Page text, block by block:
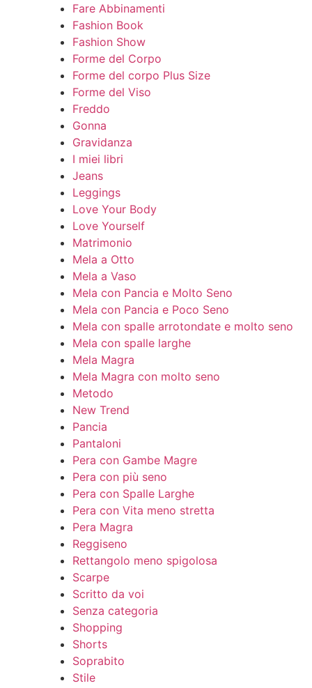
Fare Abbinamenti
Fashion Book
Fashion Show
Forme del Corpo
Forme del corpo Plus Size
Forme del Viso
Freddo
Gonna
Gravidanza
I miei libri
Jeans
Leggings
Love Your Body
Love Yourself
Matrimonio
Mela a Otto
Mela a Vaso
Mela con Pancia e Molto Seno
Mela con Pancia e Poco Seno
Mela con spalle arrotondate e molto seno
Mela con spalle larghe
Mela Magra
Mela Magra con molto seno
Metodo
New Trend
Pancia
Pantaloni
Pera con Gambe Magre
Pera con più seno
Pera con Spalle Larghe
Pera con Vita meno stretta
Pera Magra
Reggiseno
Rettangolo meno spigolosa
Scarpe
Scritto da voi
Senza categoria
Shopping
Shorts
Soprabito
Stile